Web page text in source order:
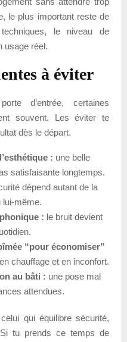
le plus important reste de
le niveau de
usage réel.
à éviter
d’entrée, certaines
souvent. Les éviter te
dès le départ.
: une belle
satisfaisante longtemps.
dépend autant de la
lui-même.
: le bruit devient
“pour économiser”
chauffage et en inconfort.
au bâti : une pose mal
attendues.
qui équilibre sécurité,
tu prends ce temps de